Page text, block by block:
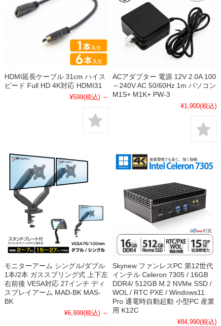
HDMI延長ケーブル 31cm ハイス
ピード Full HD 4K対応 HDMI31
¥599(税込) ～
ACアダプター 電源 12V 2.0A 100
～240V AC 50/60Hz 1m パソコン
M1S+ M1K+ PW-3
¥1,900(税込)
モニターアーム シングル/ダブル
1本/2本 ガススプリング式 上下左
右前後 VESA対応 27インチ ディ
スプレイアーム MAD-BK MAS-
BK
¥6,999(税込) ～
Skynew ファンレスPC 第12世代
インテル Celeron 7305 / 16GB
DDR4/ 512GB M.2 NVMe SSD /
WOL / RTC PXE / Windows11
Pro 通電時自動起動 小型PC 産業
用 K12C
¥84,990(税込)